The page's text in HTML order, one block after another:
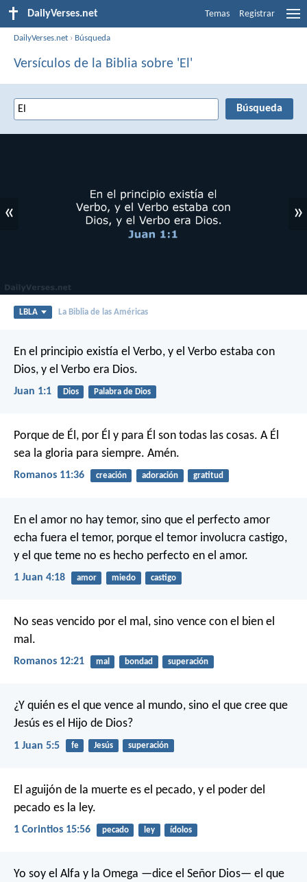
DailyVerses.net Temas Registrar
DailyVerses.net › Búsqueda
Versículos de la Biblia sobre 'El'
« »
LBLA La Biblia de las Américas
En el principio existía el Verbo, y el Verbo estaba con
Dios, y el Verbo era Dios.
Juan 1:1 Dios Palabra de Dios
Porque de Él, por Él y para Él son todas las cosas. A Él
sea la gloria para siempre. Amén.
Romanos 11:36 creación adoración gratitud
En el amor no hay temor, sino que el perfecto amor
echa fuera el temor, porque el temor involucra castigo,
y el que teme no es hecho perfecto en el amor.
1 Juan 4:18 amor miedo castigo
No seas vencido por el mal, sino vence con el bien el
mal.
Romanos 12:21 mal bondad superación
¿Y quién es el que vence al mundo, sino el que cree que
Jesús es el Hijo de Dios?
1 Juan 5:5 fe Jesús superación
El aguijón de la muerte es el pecado, y el poder del
pecado es la ley.
1 Corintios 15:56 pecado ley ídolos
Yo soy el Alfa y la Omega —dice el Señor Dios— el que